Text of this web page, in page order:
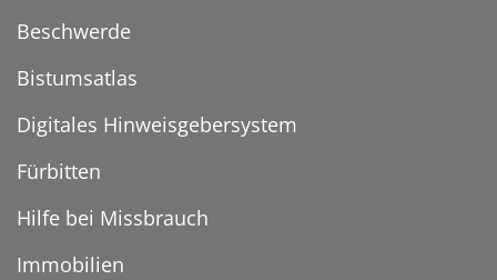
Beschwerde
Bistumsatlas
Digitales Hinweisgebersystem
Fürbitten
Hilfe bei Missbrauch
Immobilien